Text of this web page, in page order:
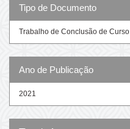
Tipo de Documento
Trabalho de Conclusão de Curso
Ano de Publicação
2021